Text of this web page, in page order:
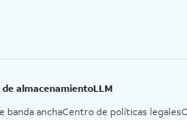
de almacenamientoLLM
banda anchaCentro de políticas legales